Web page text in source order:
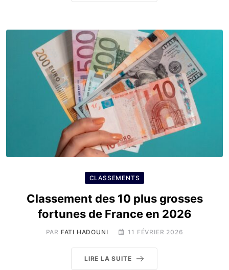
CLASSEMENTS
Classement des 10 plus grosses
fortunes de France en 2026
PAR FATI HADOUNI 11 FÉVRIER 2026
LIRE LA SUITE